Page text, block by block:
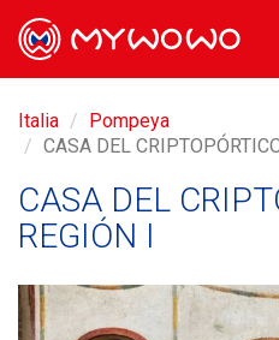
Italia
Pompeya
CASA DEL
CASA DEL
REGIÓN I